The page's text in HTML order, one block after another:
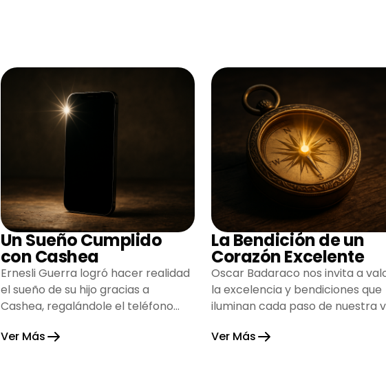
Un Sueño Cumplido
con Cashea
Ernesli Guerra logró hacer realidad
el sueño de su hijo gracias a
Cashea, regalándole el teléfono
alegría su hogar.
Ver Más
La Bendición de un
Corazón Excelente
Oscar Badaraco nos invita a
la excelencia y bendiciones que
iluminan cada paso de nuestra
gratitud y fortaleza.
Ver Más